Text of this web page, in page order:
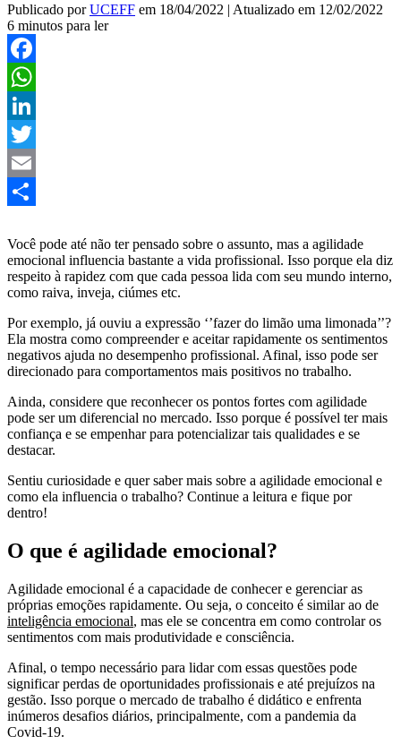
Publicado porUCEFF em 18/04/2022 | Atualizado em 12/02/2022
6 minutos para ler
Facebook
WhatsApp
LinkedIn
Twitter
Email
Você pode até não ter pensado sobre o assunto, mas a agilidade
emocional influencia bastante a vida profissional. Isso porque ela diz
respeito à rapidez com que cada pessoa lida com seu mundo interno,
como raiva, inveja, ciúmes etc.
Por exemplo, já ouviu a expressão ‘’fazer do limão uma limonada’’?
Ela mostra como compreender e aceitar rapidamente os sentimentos
negativos ajuda no desempenho profissional. Afinal, isso pode ser
direcionado para comportamentos mais positivos no trabalho.
Ainda, considere que reconhecer os pontos fortes com agilidade
pode ser um diferencial no mercado. Isso porque é possível ter mais
confiança e se empenhar para potencializar tais qualidades e se
destacar.
Sentiu curiosidade e quer saber mais sobre a agilidade emocional e
como ela influencia o trabalho? Continue a leitura e fique por
dentro!
O que é agilidade emocional?
Agilidade emocional é a capacidade de conhecer e gerenciar as
próprias emoções rapidamente. Ou seja, o conceito é similar ao de
inteligência emocional, mas ele se concentra em como controlar os
sentimentos com mais produtividade e consciência.
Afinal, o tempo necessário para lidar com essas questões pode
significar perdas de oportunidades profissionais e até prejuízos na
gestão. Isso porque o mercado de trabalho é didático e enfrenta
inúmeros desafios diários, principalmente, com a pandemia da
Covid-19.